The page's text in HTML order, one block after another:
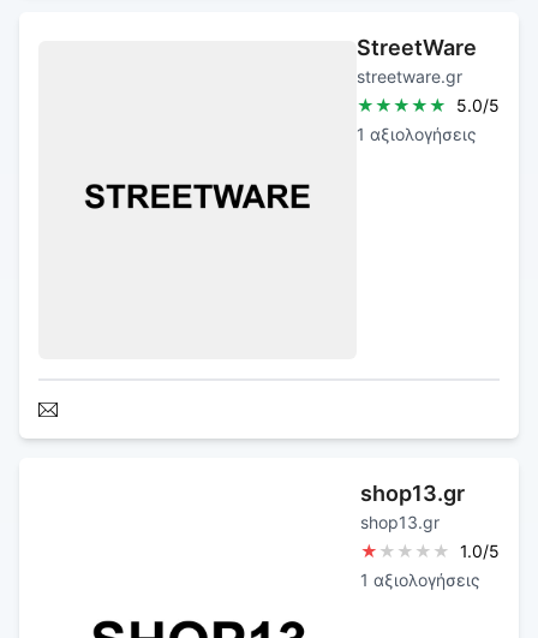
StreetWare
streetware.gr
★★★★★ 5.0/5
1 αξιολογήσεις
shop13.gr
shop13.gr
★ ★ ★ ★ ★ 1.0/5
1 αξιολογήσεις